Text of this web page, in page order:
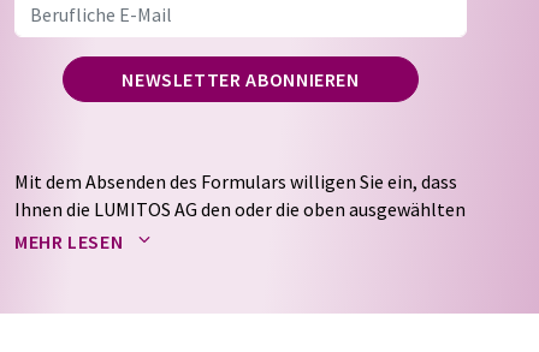
NEWSLETTER ABONNIEREN
Mit dem Absenden des Formulars willigen Sie ein, dass
Ihnen die LUMITOS AG den oder die oben ausgewählten
Newsletter per E-Mail zusendet. Ihre Daten werden
auf Basis unsererDatenschutzerklärung. LUMITOS darf
MEHR LESEN